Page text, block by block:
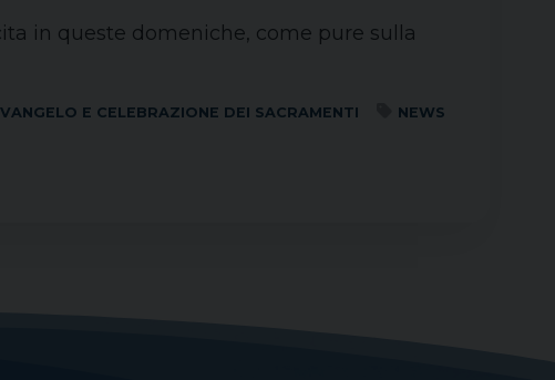
in queste domeniche, come pure sulla
E CELEBRAZIONE DEI SACRAMENTI
NEWS